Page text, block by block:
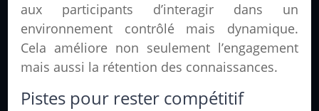
aux participants d’interagir dans un
environnement contrôlé mais dynamique.
Cela améliore non seulement l’engagement
mais aussi la rétention des connaissances.
Pistes pour rester compétitif